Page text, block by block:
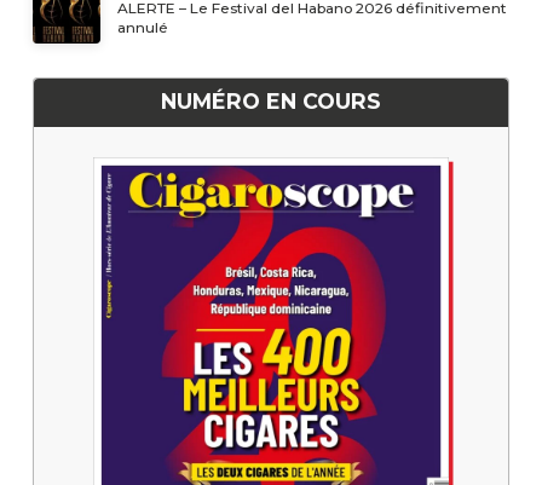
ALERTE – Le Festival del Habano 2026 définitivement
annulé
NUMÉRO EN COURS